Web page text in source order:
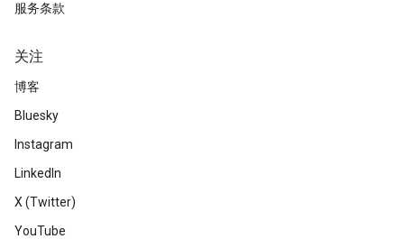
服务条款
关注
博客
Bluesky
Instagram
LinkedIn
X (Twitter)
YouTube